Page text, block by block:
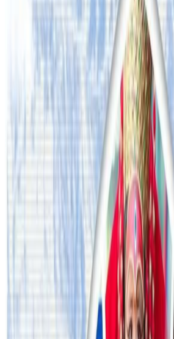
#Australia #lama#nepali
सम्बन्धित समाचार
अष्ट्रेलियामा नर्सको तलब पाँचौं
अस्ट्रेलियामा विवाह घट्यो,
थापाथलीबाट अष्ट्रेलियाका घरको
अष्ट्रेलियामा मन्त्रालयका
भेटिएपछि शिक्षा मन्त्रीले दिइन्